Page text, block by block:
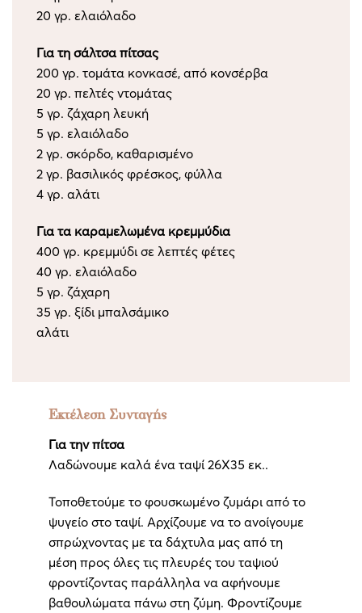
20 γρ. ελαιόλαδο
Για τη σάλτσα πίτσας
200 γρ. τομάτα κονκασέ, από κονσέρβα
20 γρ. πελτές ντομάτας
5 γρ. ζάχαρη λευκή
5 γρ. ελαιόλαδο
2 γρ. σκόρδο, καθαρισμένο
2 γρ. βασιλικός φρέσκος, φύλλα
4 γρ. αλάτι
Για τα καραμελωμένα κρεμμύδια
400 γρ. κρεμμύδι σε λεπτές φέτες
40 γρ. ελαιόλαδο
5 γρ. ζάχαρη
35 γρ. ξίδι μπαλσάμικο
αλάτι
Εκτέλεση Συνταγής
Για την πίτσα
Λαδώνουμε καλά ένα ταψί 26Χ35 εκ..
Τοποθετούμε το φουσκωμένο ζυμάρι από το
ψυγείο στο ταψί. Αρχίζουμε να το ανοίγουμε
σπρώχνοντας με τα δάχτυλα μας από τη
μέση προς όλες τις πλευρές του ταψιού
φροντίζοντας παράλληλα να αφήνουμε
βαθουλώματα πάνω στη ζύμη. Φροντίζουμε